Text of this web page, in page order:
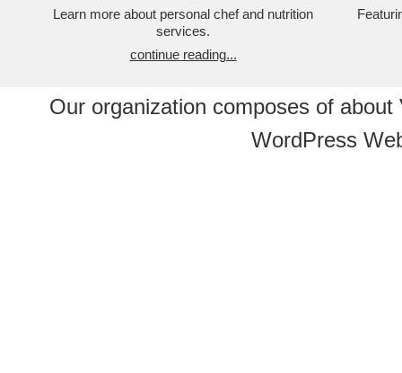
Learn more about personal chef and nutrition
services.
continue reading...
Our organization composes of
WordPress